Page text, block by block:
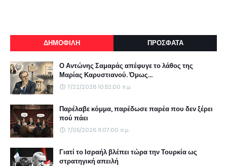
ΔΗΜΟΦΙΛΗ ΠΡΟΣΦΑΤΑ
Ο Αντώνης Σαμαράς απέφυγε το λάθος της
Μαρίας Καρυστιανού. Όμως...
7/22/2026 10:52:00 π.μ.
Παρέλαβε κόμμα, παρέδωσε παρέα που δεν ξέρει
πού πάει
7/05/2026 11:07:00 π.μ.
Γιατί το Ισραήλ βλέπει τώρα την Τουρκία ως
στρατηγική απειλή